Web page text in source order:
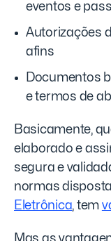
eventos e
Autorizações
afins
Documentos
e termos de
Basicamente,
elaborado e
segura e
normas
Eletrônica, tem